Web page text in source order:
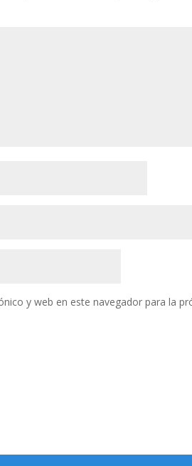
y web en este navegador para la